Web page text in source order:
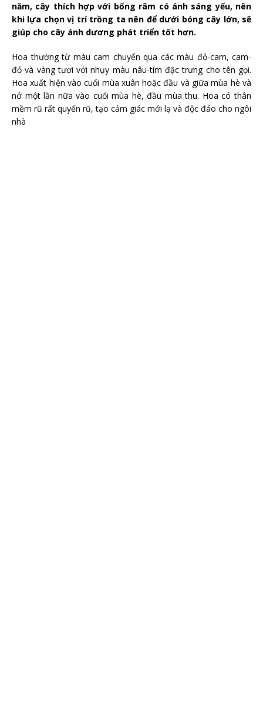
năm, cây thích hợp với bống râm có ánh sáng yếu, nên
khi lựa chọn vị trí trồng ta nên để dưới bóng cây lớn, sẽ
giúp cho cây ánh dương phát triển tốt hơn.
Hoa thường từ màu cam chuyển qua các màu đỏ-cam, cam-
đỏ và vàng tươi với nhụy màu nâu-tím đặc trưng cho tên gọi.
Hoa xuất hiện vào cuối mùa xuân hoặc đầu và giữa mùa hè và
nở một lần nữa vào cuối mùa hè, đầu mùa thu. Hoa có thân
mềm rũ rất quyến rũ, tạo cảm giác mới lạ và độc đáo cho ngôi
nhà